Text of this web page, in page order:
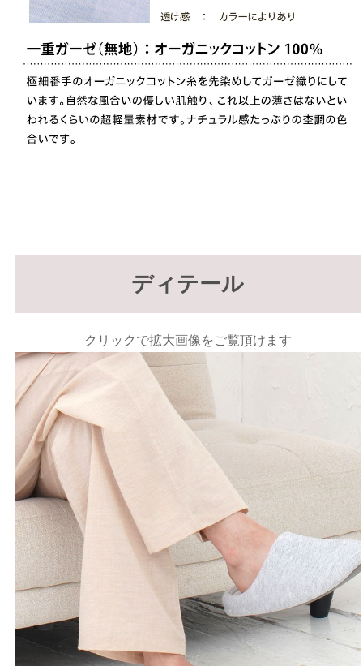
ディテール
クリックで拡大画像をご覧頂けます